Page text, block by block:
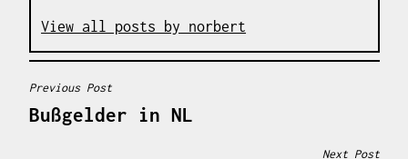
View all posts by norbert
BEITRAGSNAVIGATION
Previous Post
Bußgelder in NL
Next Post